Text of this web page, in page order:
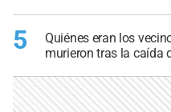
5
Quiénes eran los
murieron tras la caída